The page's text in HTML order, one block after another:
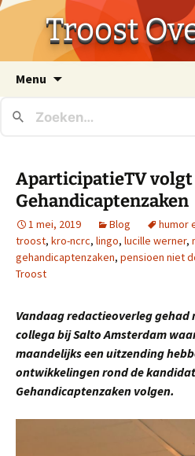
Troost
Menu
inhoud
AparticipatieTV
Gehandicaptenzaken
1 mei, 2019 Blog humor
troost, kro-ncrc, lingo, lucille werner,
gehandicaptenzaken, pensioen niet
Troost
Vandaag redactieoverleg gehad
collega bij Salto Amsterdam
maandelijks een uitzending
ontwikkelingen rond de
Gehandicaptenzaken volgen.